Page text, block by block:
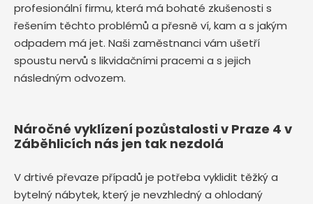
profesionální firmu, která má bohaté zkušenosti s
řešením těchto problémů a přesně ví, kam a s jakým
odpadem má jet. Naši zaměstnanci vám ušetří
spoustu nervů s likvidačními pracemi a s jejich
následným odvozem.
Náročné vyklízení pozůstalosti v Praze 4 v
Záběhlicích nás jen tak nezdolá
V drtivé převaze případů je potřeba vyklidit těžký a
bytelný nábytek, který je nevzhledný a ohlodaný